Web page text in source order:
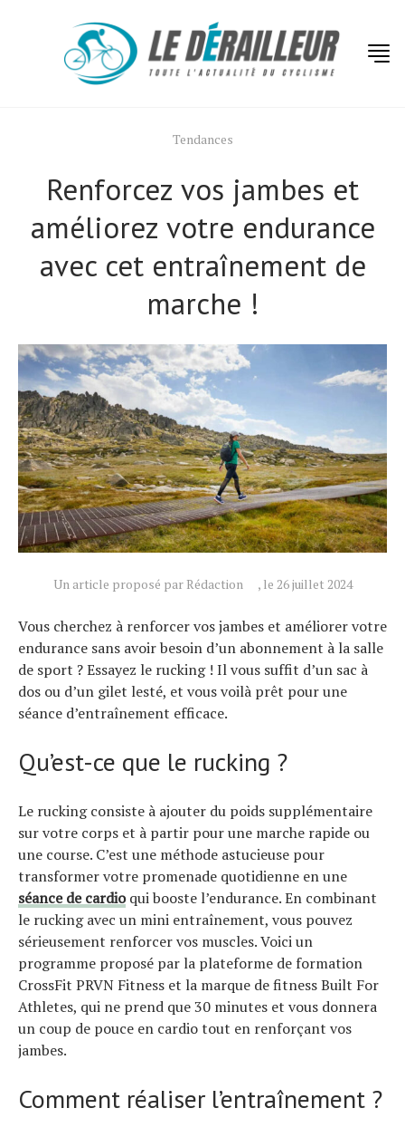
Tendances
Renforcez vos jambes et
améliorez votre endurance
avec cet entraînement de
marche !
Un article proposé par Rédaction , le 26 juillet 2024
Vous cherchez à renforcer vos jambes et améliorer votre
endurance sans avoir besoin d’un abonnement à la salle
de sport ? Essayez le rucking ! Il vous suffit d’un sac à
dos ou d’un gilet lesté, et vous voilà prêt pour une
séance d’entraînement efficace.
Qu’est-ce que le rucking ?
Le rucking consiste à ajouter du poids supplémentaire
sur votre corps et à partir pour une marche rapide ou
une course. C’est une méthode astucieuse pour
transformer votre promenade quotidienne en une
séance de cardioqui booste l’endurance. En combinant
le rucking avec un mini entraînement, vous pouvez
sérieusement renforcer vos muscles. Voici un
programme proposé par la plateforme de formation
CrossFit PRVN Fitness et la marque de fitness Built For
Athletes, qui ne prend que 30 minutes et vous donnera
un coup de pouce en cardio tout en renforçant vos
jambes.
Comment réaliser l’entraînement ?
Actualités
Technologies
Conseils
Tous nos articles
À propos